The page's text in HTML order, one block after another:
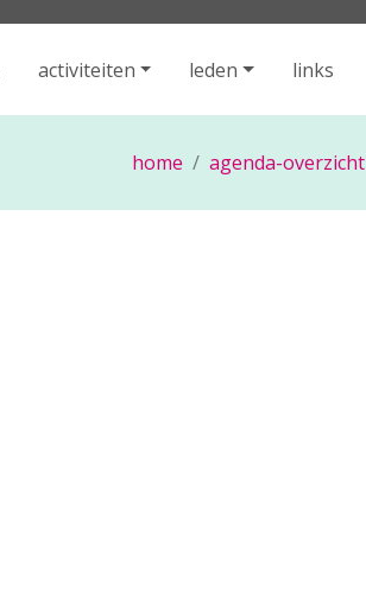
activiteiten leden links
home agenda-overzicht